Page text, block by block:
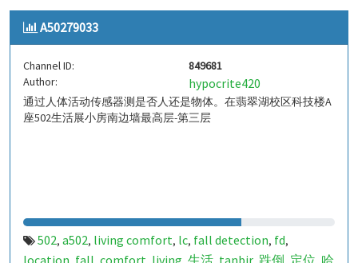
indoor living quality,ilq,849680,a50279032,pir,人体活
动 A50279033
Channel ID:
849681
Author:
hypocrite420
通过人体活动传感器测是否人还是物体。在翡翠湖校区科技楼A
座502生活展小房南边墙最高层-第三层
502, a502, living comfort, lc, fall detection, fd,
location fall comfort living 生活 tanbir 跌倒 定位 哈